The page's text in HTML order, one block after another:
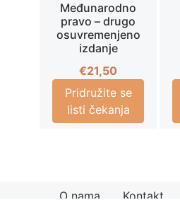
Međunarodno
pravo – drugo
osuvremenjeno
izdanje
€21,50
Pridružite se
listi čekanja
O nama Kontakt